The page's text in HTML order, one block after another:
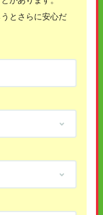
とさらに安心だ